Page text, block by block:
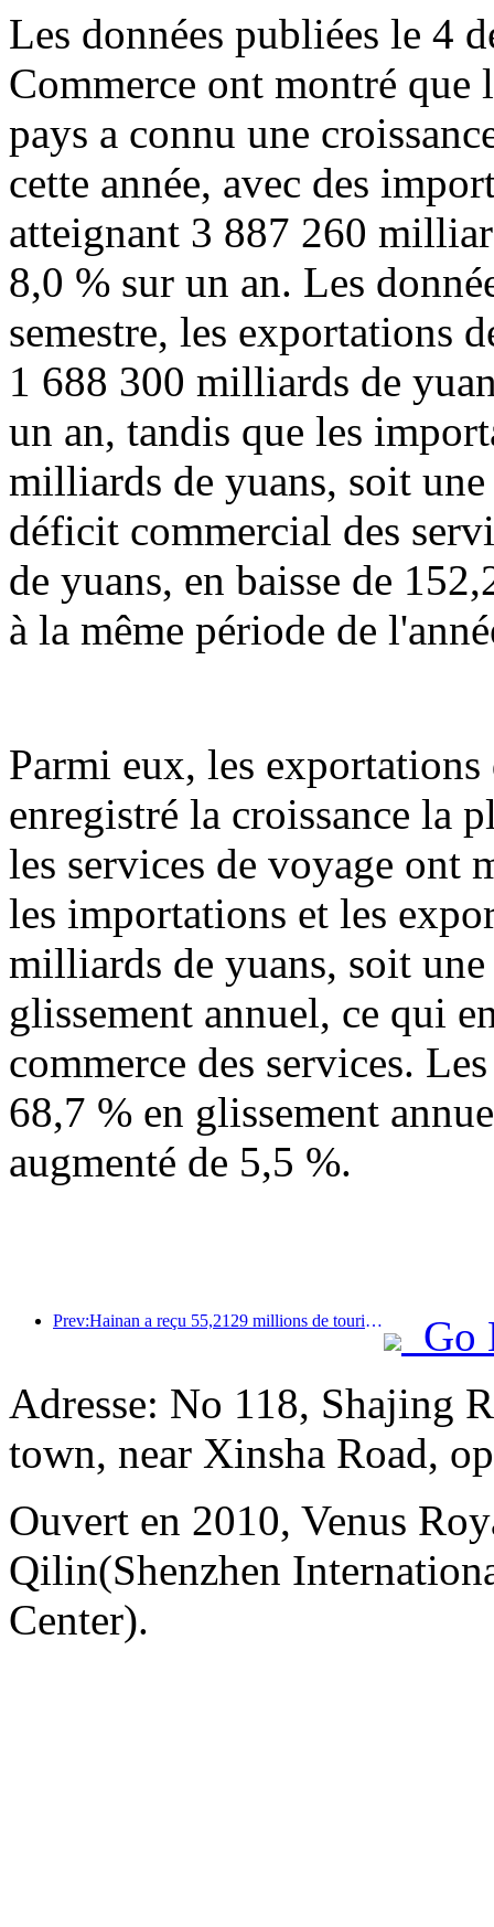
Les données publiées le 4
Commerce ont montré que
pays a connu une
cette année, avec des
atteignant 3 887 260
8,0 % sur un an. Les
semestre, les exportations
1 688 300 milliards de
un an, tandis que les
milliards de yuans, soit
déficit commercial des
de yuans, en baisse de
à la même période de
Parmi eux, les
enregistré la croissance la
les services de voyage ont
les importations et les
milliards de yuans, soit
glissement annuel, ce qui
commerce des services.
68,7 % en glissement
augmenté de 5,5 %.
Prev:Hainan a reçu 55,2129 millions de touristes au cours du premier semestre de l'année
Go
Adresse: No 118, Shajing
town, near Xinsha Road,
Ouvert en 2010, Venus
Qilin(Shenzhen
Center).